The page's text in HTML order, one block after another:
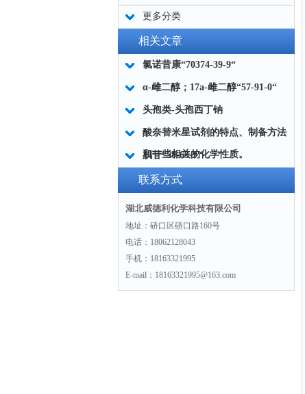
更多分类
相关文章
氯诺昔康“70374-39-9“
α-雌二醇；17a-雌二醇“57-91-0“
头孢类-头孢西丁钠
酸奈替米星试剂的特点、制备方法
和一些相关的化学性质。
肌苷“58-63-9“
联系方式
湖北威德利化学科技有限公司
地址：硚口区硚口路160号
电话：18062128043
手机：18163321995
E-mail：18163321995@163.com